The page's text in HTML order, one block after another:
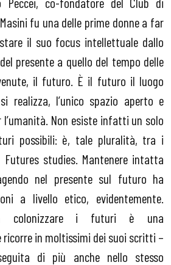
fu una delle prime donne a far
il suo focus intellettuale dallo
presente a quello del tempo delle
il futuro. È il futuro il luogo
realizza, l’unico spazio aperto e
Non esiste infatti un solo
possibili: è, tale pluralità, tra i
studies. Mantenere intatta
nel presente sul futuro ha
a livello etico, evidentemente.
colonizzare i futuri è una
ricorre in moltissimi dei suoi scritti –
di più anche nello stesso